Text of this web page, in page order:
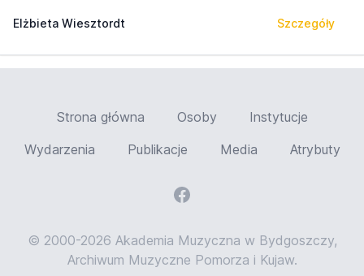
Elżbieta Wiesztordt Szczegóły
Strona główna Osoby
Instytucje
Wydarzenia
Publikacje Media Atrybuty
© 2000-2026 Akademia Muzyczna w Bydgoszczy,
Archiwum Muzyczne Pomorza i Kujaw.